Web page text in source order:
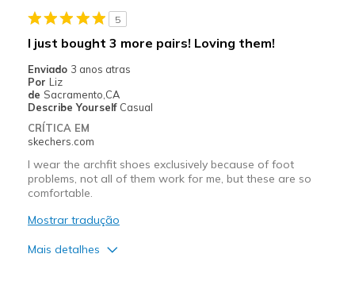
Travel
Width
Sizing
View On Shoes
Shoes are for Wearing
5
I just bought 3 more pairs! Loving them!
Enviado 3 anos atras
Por Liz
de Sacramento,CA
Describe Yourself Casual
CRÍTICA EM
skechers.com
I wear the archfit shoes exclusively because of foot
problems, not all of them work for me, but these are so
comfortable.
Mostrar tradução
Mais detalhes